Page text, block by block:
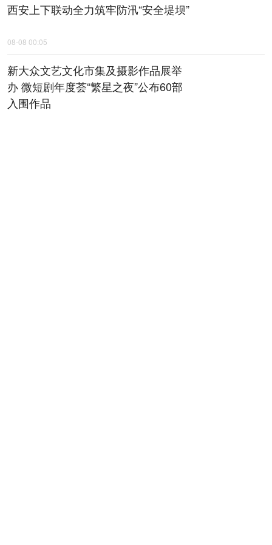
西安上下联动全力筑牢防汛“安全堤坝”
08-08 00:05
新大众文艺文化市集及摄影作品展举
办 微短剧年度荟“繁星之夜”公布60部
入围作品